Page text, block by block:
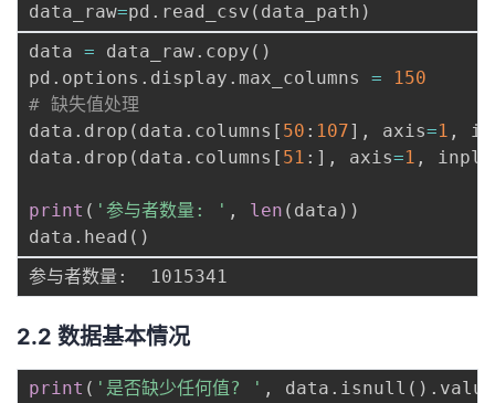
data_raw=pd . read_csv ( data_path )
data = data_raw. copy ( )
pd . options . display . max_columns =
150
# 缺失值处理
data . drop ( data . columns [ 50 : 107] , axis=1 ,
data . drop ( data . columns [ 51 : ] , axis=1 ,
print ( '参与者数量: ' , len ( data ) )
data . head ( )
2.2 数据基本情况
print ( '是否缺少任何值? ' , data . isnull ( ) .